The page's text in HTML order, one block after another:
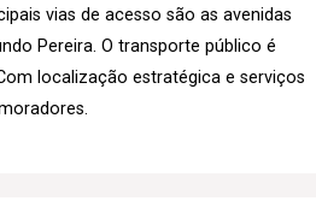
vias de acesso são as avenidas
Pereira. O transporte público é
localização estratégica e serviços